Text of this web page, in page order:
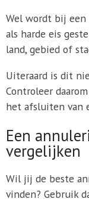
Wel wordt bij een
als harde eis
land, gebied of
Uiteraard is dit
Controleer
het afsluiten van
Een
vergelijken
Wil jij de beste
vinden? Gebruik